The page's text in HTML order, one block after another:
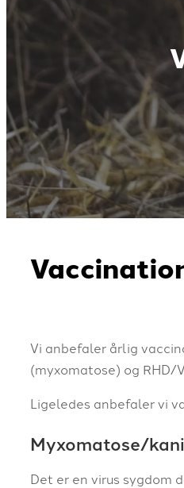
Vi anbefaler​ årlig
(myxomatose) og RHD/
Ligeledes anbefaler vi
​Myxomatose/
Det er en virus sygdom